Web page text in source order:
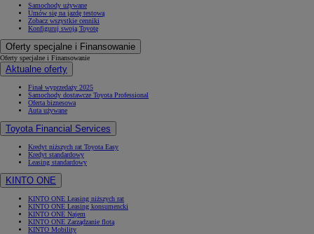
Samochody używane
Umów się na jazdę testową
Zobacz wszystkie cenniki
Konfiguruj swoją Toyotę
Oferty specjalne i Finansowanie
Oferty specjalne i Finansowanie
Aktualne oferty
Finał wyprzedaży 2025
Samochody dostawcze Toyota Professional
Oferta biznesowa
Auta używane
Toyota Financial Services
Kredyt niższych rat Toyota Easy
Kredyt standardowy
Leasing standardowy
KINTO ONE
KINTO ONE Leasing niższych rat
KINTO ONE Leasing konsumencki
KINTO ONE Najem
KINTO ONE Zarządzanie flotą
KINTO Mobility